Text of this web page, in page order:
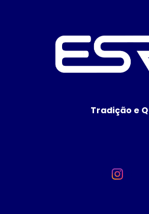
Tradição e